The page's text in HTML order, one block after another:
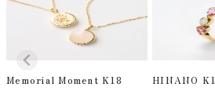
Memorial Moment K18 HINANO